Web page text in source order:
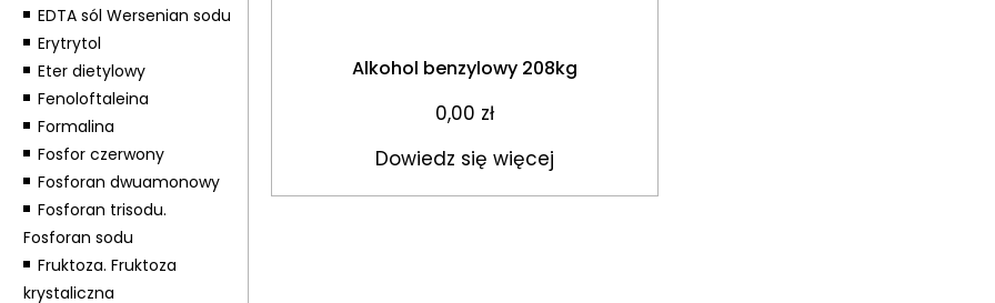
EDTA sól Wersenian sodu
Erytrytol
Eter dietylowy
Fenoloftaleina
Formalina
Fosfor czerwony
Fosforan dwuamonowy
Fosforan trisodu.
Fosforan sodu
Fruktoza. Fruktoza
krystaliczna
Alkohol benzylowy 208kg
0,00 zł
Dowiedz się więcej